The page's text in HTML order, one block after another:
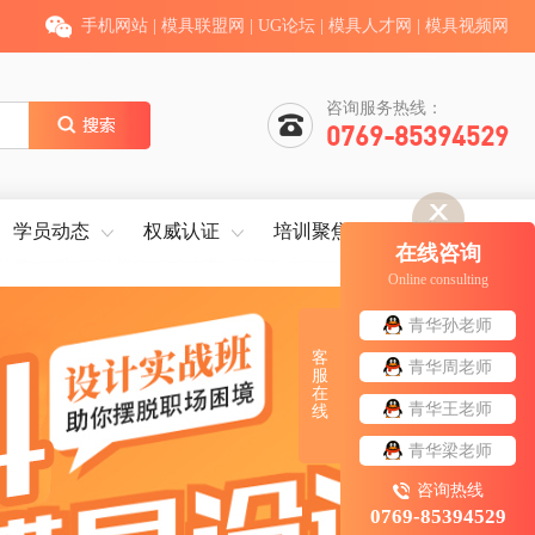
手机网站 模具联盟网 UG论坛 模具人才网 模具视频网
咨询服务热线：
0769-85394529
学员动态 权威认证 培训聚焦
在线咨询
Online consulting
青华孙老师
青华周老师
青华王老师
青华梁老师
咨询热线
0769-85394529
客
服
在
线